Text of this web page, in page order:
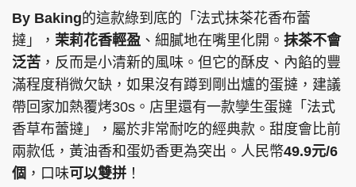
By Baking的這款綠到底的「法式抹茶花香布蕾
撻」， 茉莉花香輕盈 、細膩地在嘴里化開。 抹茶不會
泛苦 ，反而是小清新的風味。但它的酥皮、內餡的豐
滿程度稍微欠缺，如果沒有蹲到剛出爐的蛋撻，建議
帶回家加熱覆烤30s。店里還有一款孿生蛋撻「法式
香草布蕾撻」，屬於非常耐吃的經典款。甜度會比前
兩款低，黃油香和蛋奶香更為突出。人民幣49.9元/6
個 ，口味可以雙拼 ！